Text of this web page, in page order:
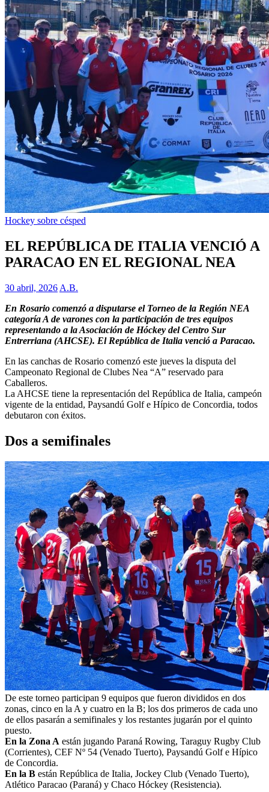
Hockey sobre césped
EL REPÚBLICA DE ITALIA VENCIÓ A
PARACAO EN EL REGIONAL NEA
30 abril, 2026 A.B.
En Rosario comenzó a disputarse el Torneo de la Región NEA
categoría A de varones con la participación de tres equipos
representando a la Asociación de Hóckey del Centro Sur
Entrerriana (AHCSE). El República de Italia venció a Paracao.
En las canchas de Rosario comenzó este jueves la disputa del
Campeonato Regional de Clubes Nea “A” reservado para
Caballeros.
La AHCSE tiene la representación del República de Italia, campeón
vigente de la entidad, Paysandú Golf e Hípico de Concordia, todos
debutaron con éxitos.
Dos a semifinales
De este torneo participan 9 equipos que fueron divididos en dos
zonas, cinco en la A y cuatro en la B; los dos primeros de cada uno
de ellos pasarán a semifinales y los restantes jugarán por el quinto
puesto.
En la Zona A están jugando Paraná Rowing, Taraguy Rugby Club
(Corrientes), CEF Nº 54 (Venado Tuerto), Paysandú Golf e Hípico
de Concordia.
En la B están República de Italia, Jockey Club (Venado Tuerto),
Atlético Paracao (Paraná) y Chaco Hóckey (Resistencia).